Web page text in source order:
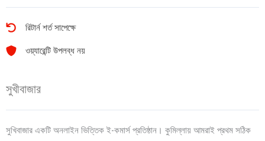
রিটার্ন শর্ত সাপেক্ষে
ওয়্যারেন্টি উপলব্ধ নয়
সুখীবাজার
সুখিবাজার একটি অনলাইন ভিত্তিক ই-কমার্স প্রতিষ্ঠান। কুমিল্লায় আমরাই প্রথম সঠিক